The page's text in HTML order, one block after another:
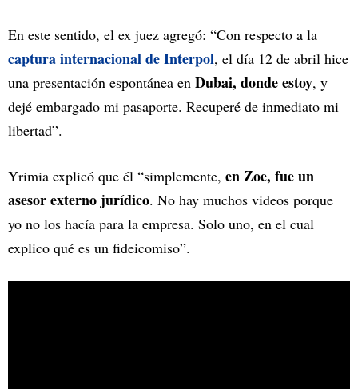
En este sentido, el ex juez agregó: “Con respecto a la
captura internacional de Interpol, el día 12 de abril hice
una presentación espontánea en Dubai, donde estoy, y
dejé embargado mi pasaporte. Recuperé de inmediato mi
libertad”.
Yrimia explicó que él “simplemente, en Zoe, fue un
asesor externo jurídico. No hay muchos videos porque
yo no los hacía para la empresa. Solo uno, en el cual
explico qué es un fideicomiso”.